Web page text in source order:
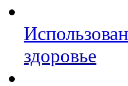
здоровье